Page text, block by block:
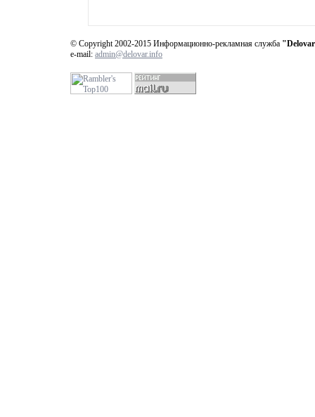
© Copyright 2002-2015 Информационно-рекламная служба
e-mail: admin@delovar.info